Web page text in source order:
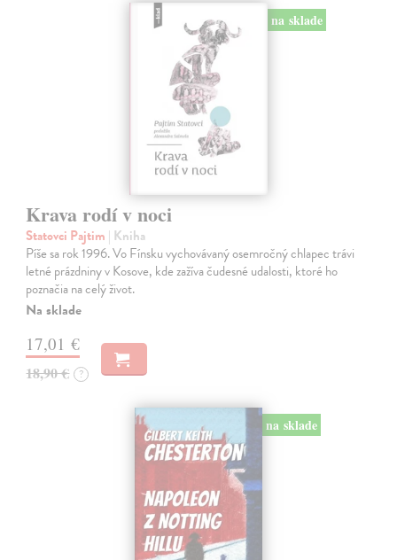
na sklade
Krava rodí v noci
Statovci Pajtim | Kniha
Píše sa rok 1996. Vo Fínsku vychovávaný osemročný chlapec trávi
letné prázdniny v Kosove, kde zažíva čudesné udalosti, ktoré ho
poznačia na celý život.
Na sklade
17,01 €
18,90 € ?
na sklade